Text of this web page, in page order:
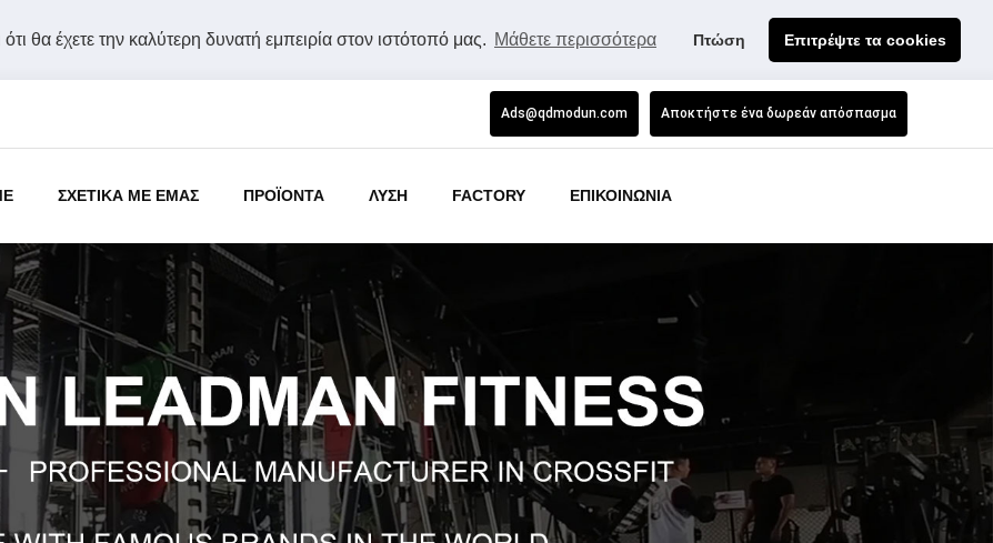
θα έχετε την καλύτερη δυνατή εμπειρία στον ιστότοπό μας. Μάθετε περισσότερα Πτώση Επιτρέψτε τα cookies
Ads@qdmodun.com Αποκτήστε ένα δωρεάν απόσπασμα
ΣΧΕΤΙΚΑ ΜΕ ΕΜΑΣ ΠΡΟΪΟΝΤΑ ΛΥΣΗ FACTORY ΕΠΙΚΟΙΝΩΝΙΑ